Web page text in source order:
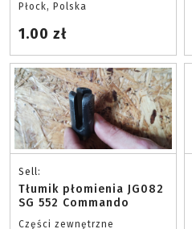
Płock, Polska
1.00 zł
Sell:
Tłumik płomienia JG082
SG 552 Commando
Części zewnętrzne